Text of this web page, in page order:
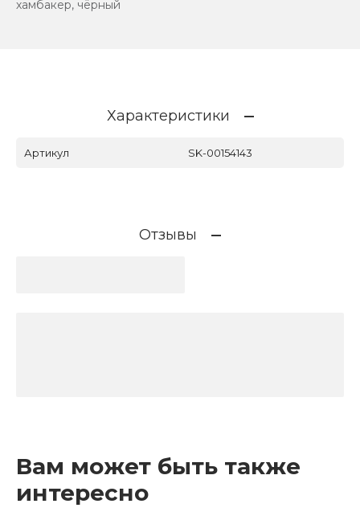
хамбакер, чёрный
Характеристики
Артикул SK-00154143
Отзывы
Вам может быть также
интересно